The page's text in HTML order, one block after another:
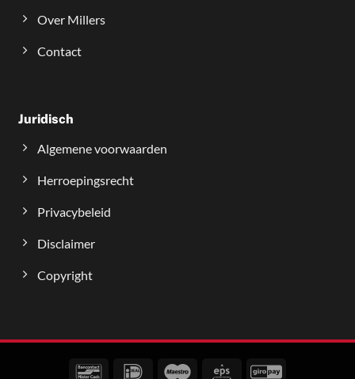
Over Millers
Contact
Juridisch
Algemene voorwaarden
Herroepingsrecht
Privacybeleid
Disclaimer
Copyright
BancontactIDeal Maestro Eps GiroPay